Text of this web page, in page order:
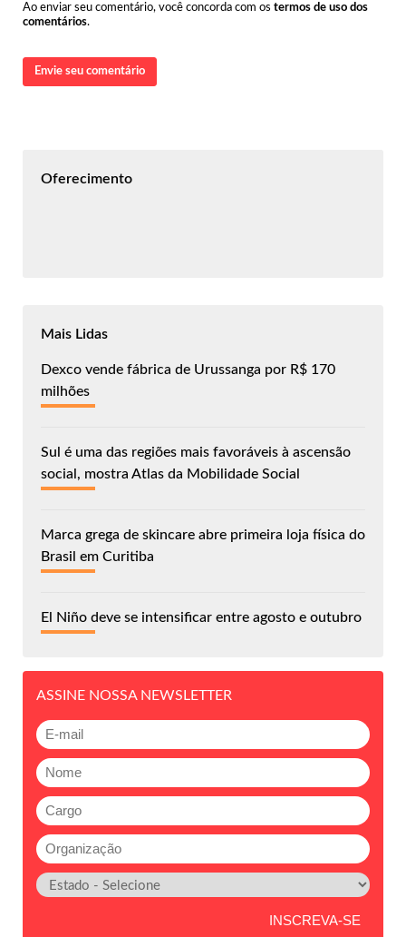
Ao enviar seu comentário, você concorda com os termos de uso dos
comentários.
Envie seu comentário
Oferecimento
Mais Lidas
Dexco vende fábrica de Urussanga por R$ 170
milhões
Sul é uma das regiões mais favoráveis à ascensão
social, mostra Atlas da Mobilidade Social
Marca grega de skincare abre primeira loja física do
Brasil em Curitiba
El Niño deve se intensificar entre agosto e outubro
ASSINE NOSSA NEWSLETTER